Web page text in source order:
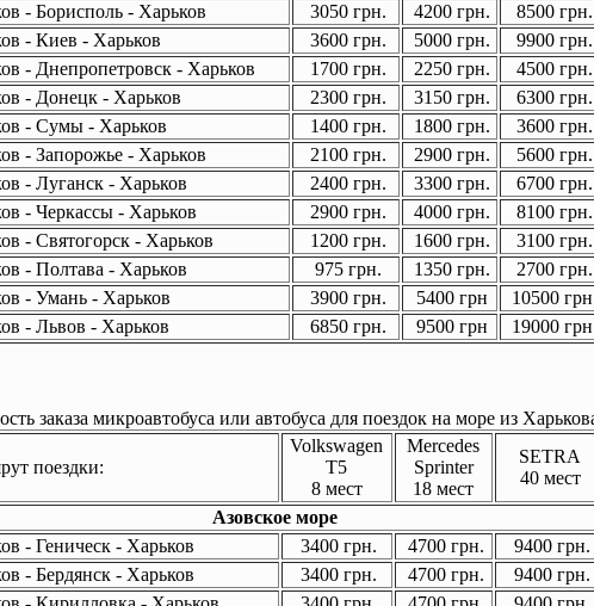
- Борисполь - Харьков
3050 грн. 4200 грн.
8500 грн.
- Киев - Харьков
3600 грн. 5000 грн.
9900 грн.
- Днепропетровск - Харьков
1700 грн. 2250 грн.
4500 грн.
- Донецк - Харьков
2300 грн. 3150 грн.
6300 грн.
- Сумы - Харьков
1400 грн. 1800 грн.
3600 грн.
- Запорожье - Харьков
2100 грн. 2900 грн.
5600 грн.
- Луганск - Харьков
2400 грн. 3300 грн.
6700 грн.
- Черкассы - Харьков
2900 грн. 4000 грн.
8100 грн.
- Святогорск - Харьков
1200 грн. 1600 грн.
3100 грн.
- Полтава - Харьков
975 грн. 1350 грн.
2700 грн.
- Умань - Харьков
3900 грн. 5400 грн
10500
- Львов - Харьков
6850 грн. 9500 грн 19000
заказа микроавтобуса или автобуса для поездок на море из
поездки:
Volkswagen
T5
8 мест
Mercedes
Sprinter
18 мест
SETRA
40 мест
Азовское море
- Геническ - Харьков
3400 грн. 4700 грн.
9400 грн.
- Бердянск - Харьков
3400 грн. 4700 грн.
9400 грн.